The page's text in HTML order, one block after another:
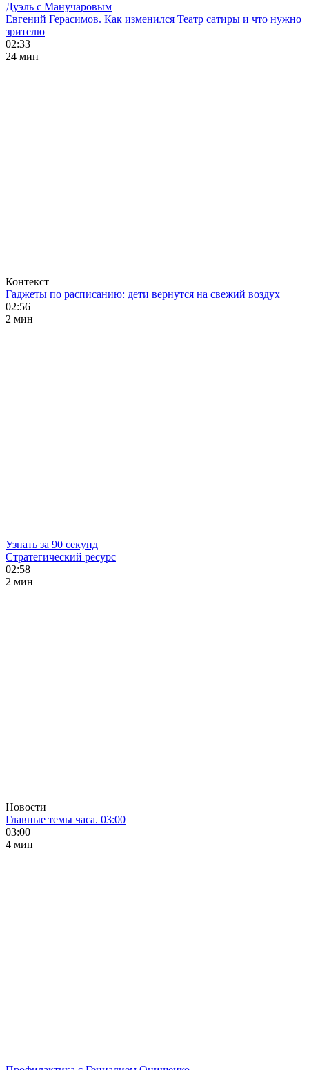
Дуэль с Манучаровым
Евгений Герасимов. Как изменился Театр сатиры и что нужно
зрителю
02:33
24 мин
Контекст
Гаджеты по расписанию: дети вернутся на свежий воздух
02:56
2 мин
Узнать за 90 секунд
Стратегический ресурс
02:58
2 мин
Новости
Главные темы часа. 03:00
03:00
4 мин